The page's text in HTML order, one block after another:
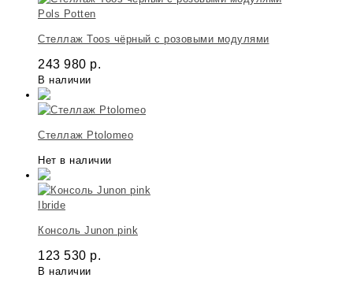
Pols Potten
Стеллаж Toos чёрный с розовыми модулями
243 980 р.
В наличии
Стеллаж Ptolomeo
Нет в наличии
Ibride
Консоль Junon pink
123 530 р.
В наличии